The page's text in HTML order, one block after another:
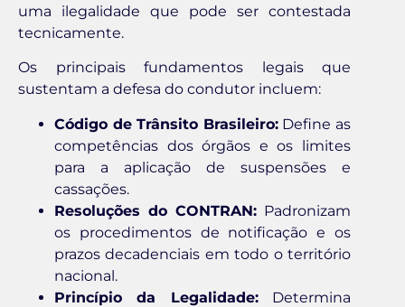
uma ilegalidade que pode ser contestada
tecnicamente.
Os principais fundamentos legais que
sustentam a defesa do condutor incluem:
Código de Trânsito Brasileiro:Define as
competências dos órgãos e os limites
para a aplicação de suspensões e
cassações.
Resoluções do CONTRAN: Padronizam
os procedimentos de notificação e os
prazos decadenciais em todo o território
nacional.
Princípio da Legalidade:Determina